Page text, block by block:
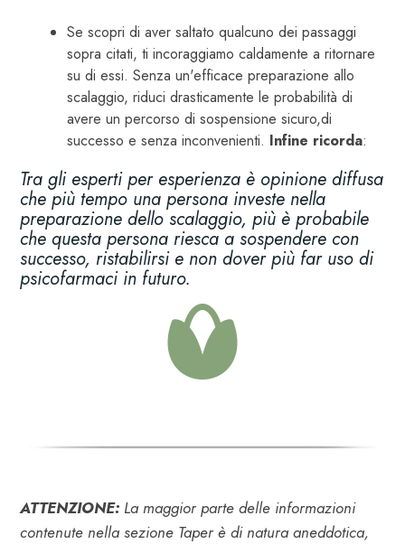
Se scopri di aver saltato qualcuno dei passaggi
sopra citati, ti incoraggiamo caldamente a ritornare
su di essi. Senza un'efficace preparazione allo
scalaggio, riduci drasticamente le probabilità di
avere un percorso di sospensione sicuro,di
successo e senza inconvenienti. Infine ricorda:
Tra gli esperti per esperienza è opinione diffusa
che più tempo una persona investe nella
preparazione dello scalaggio, più è probabile
che questa persona riesca a sospendere con
successo, ristabilirsi e non dover più far uso di
psicofarmaci in futuro.
ATTENZIONE: La maggior parte delle informazioni
contenute nella sezione Taper è di natura aneddotica,